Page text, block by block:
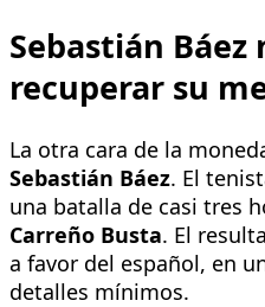
Sebastián Báez
recuperar su
La otra cara de la
Sebastián Báez. El
una batalla de casi tres
Carreño Busta. El
a favor del español, en
detalles mínimos.